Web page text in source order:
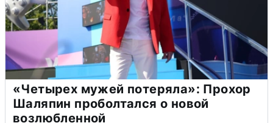
«Четырех мужей потеряла»: Прохор
Шаляпин проболтался о новой
возлюбленной